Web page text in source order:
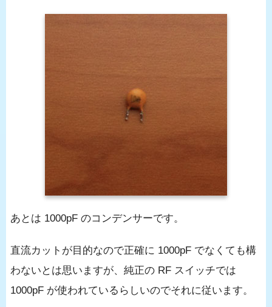
あとは 1000pF のコンデンサーです。
直流カットが目的なので正確に 1000pF でなくても構
わないとは思いますが、純正の RF スイッチでは
1000pF が使われているらしいのでそれに従います。